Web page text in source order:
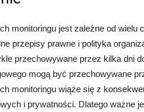
monitoringu jest zależne od wielu
przepisy prawne i polityka
przechowywane przez kilka dni
mogą być przechowywane
monitoringu wiąże się z
i prywatności. Dlatego ważne